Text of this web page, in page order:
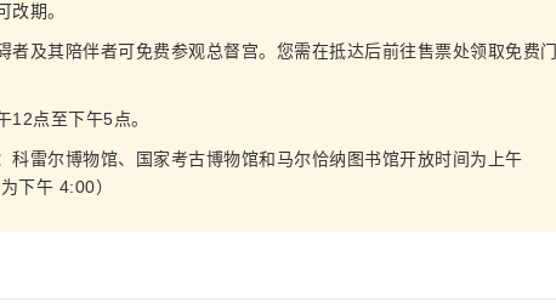
改期。
者及其陪伴者可免费参观总督宫。您需在抵达后前往售票处领取免费门
12点至下午5点。
科雷尔博物馆、国家考古博物馆和马尔恰纳图书馆开放时间为上午
下午 4:00）